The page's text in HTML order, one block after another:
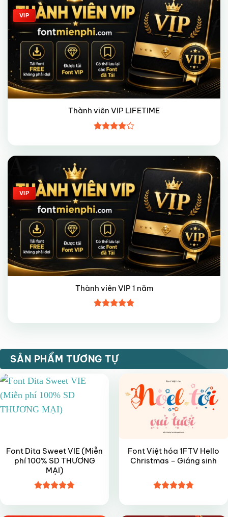
VIP
Thành viên VIP LIFETIME
xếp hạng
45 sao
Giảm giá!
VIP
Thành viên VIP 1 năm
hạng55
SẢN PHẨM TƯƠNG TỰ
VIP
Font Dita Sweet VIE (Miễn
phí 100% SD THƯƠNG
MẠI)
hạng4.85
Font Việt hóa 1FTV Hello
Christmas – Giáng sinh
hạng4.85